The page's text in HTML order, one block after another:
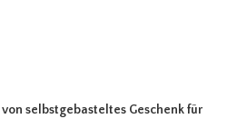
von selbstgebasteltes Geschenk für